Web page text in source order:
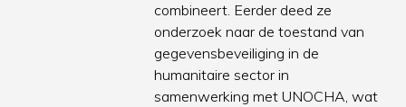
combineert. Eerder deed ze
onderzoek naar de toestand van
gegevensbeveiliging in de
humanitaire sector in
samenwerking met UNOCHA, wat